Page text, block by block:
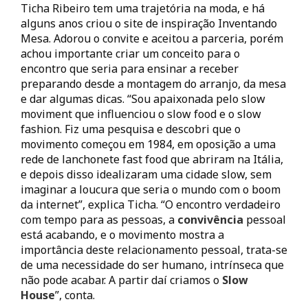
Ticha Ribeiro tem uma trajetória na moda, e há
alguns anos criou o site de inspiração Inventando
Mesa. Adorou o convite e aceitou a parceria, porém
achou importante criar um conceito para o
encontro que seria para ensinar a receber
preparando desde a montagem do arranjo, da mesa
e dar algumas dicas. “Sou apaixonada pelo slow
moviment que influenciou o slow food e o slow
fashion. Fiz uma pesquisa e descobri que o
movimento começou em 1984, em oposição a uma
rede de lanchonete fast food que abriram na Itália,
e depois disso idealizaram uma cidade slow, sem
imaginar a loucura que seria o mundo com o boom
da internet”, explica Ticha. “O encontro verdadeiro
com tempo para as pessoas, a convivência pessoal
está acabando, e o movimento mostra a
importância deste relacionamento pessoal, trata-se
de uma necessidade do ser humano, intrínseca que
não pode acabar. A partir daí criamos o Slow
House”, conta.